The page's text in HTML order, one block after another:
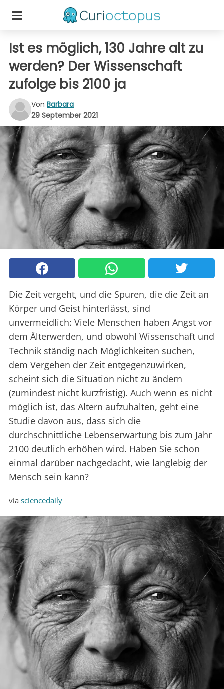
Ist es möglich, 130 Jahre alt zu
werden? Der Wissenschaft
zufolge bis 2100 ja
Von Barbara
29 September 2021
Die Zeit vergeht, und die Spuren, die die Zeit an
Körper und Geist hinterlässt, sind
unvermeidlich: Viele Menschen haben Angst vor
dem Älterwerden, und obwohl Wissenschaft und
Technik ständig nach Möglichkeiten suchen,
dem Vergehen der Zeit entgegenzuwirken,
scheint sich die Situation nicht zu ändern
(zumindest nicht kurzfristig). Auch wenn es nicht
möglich ist, das Altern aufzuhalten, geht eine
Studie davon aus, dass sich die
durchschnittliche Lebenserwartung bis zum Jahr
2100 deutlich erhöhen wird. Haben Sie schon
einmal darüber nachgedacht, wie langlebig der
Mensch sein kann?
via sciencedaily